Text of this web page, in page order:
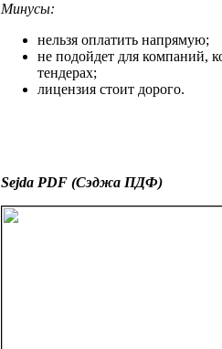
Минусы:
нельзя оплатить напрямую;
не подойдет для компаний,
тендерах;
лицензия стоит дорого.
Sejda PDF (Сэджа ПДФ)